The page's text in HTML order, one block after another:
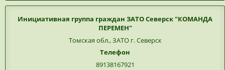
Инициативная группа граждан ЗАТО Северск "КОМАНДА
ПЕРЕМЕН"
Томская обл., ЗАТО г. Северск
Телефон
89138167921